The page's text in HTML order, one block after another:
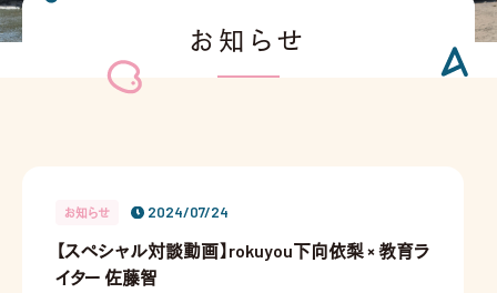
お知らせ
お知らせ 2024/07/24
【スペシャル対談動画】rokuyou下向依梨 × 教育ラ
イター 佐藤智